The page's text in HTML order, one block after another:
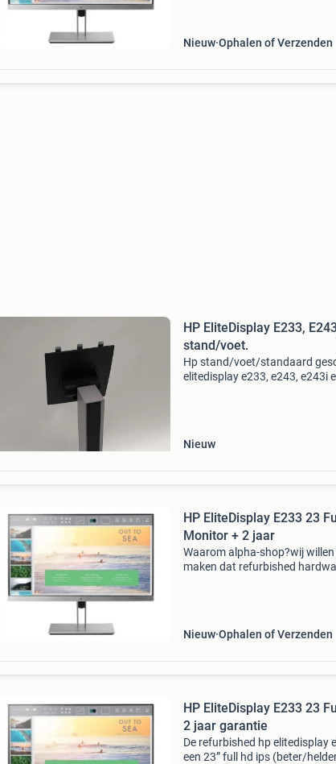
Nieuw Ophalen of Verzenden
HP EliteDisplay E233,
stand/voet.
Hp stand/voet/standaard
elitedisplay e233, e243, e243i
Nieuw
HP EliteDisplay E233 23
Monitor + 2 jaar
Waarom alpha-shop?wij
maken dat refurbished
Nieuw Ophalen of Verzenden
HP EliteDisplay E233 23
2 jaar garantie
De refurbished hp elitedisplay
een 23” full hd ips (beter/